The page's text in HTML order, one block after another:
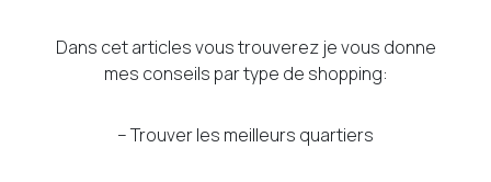
Dans cet articles vous trouverez je vous donne
mes conseils par type de shopping:
– Trouver les meilleurs quartiers